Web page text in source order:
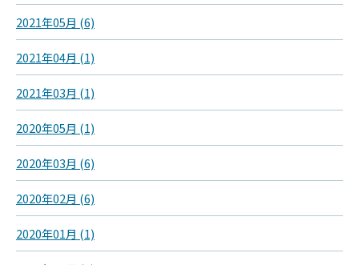
2021年05月 (6)
2021年04月 (1)
2021年03月 (1)
2020年05月 (1)
2020年03月 (6)
2020年02月 (6)
2020年01月 (1)